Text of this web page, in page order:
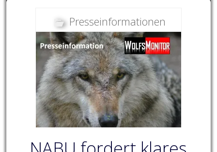
Presseinformationen